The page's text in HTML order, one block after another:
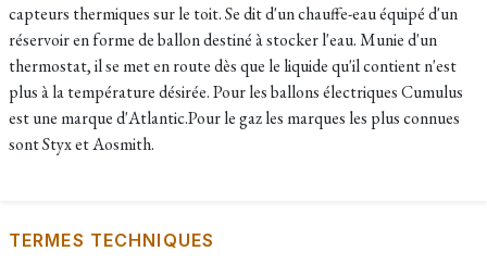
capteurs thermiques sur le toit. Se dit d'un chauffe-eau équipé d'un
réservoir en forme de ballon destiné à stocker l'eau. Munie d'un
thermostat, il se met en route dès que le liquide qu'il contient n'est
plus à la température désirée. Pour les ballons électriques Cumulus
est une marque d'Atlantic.Pour le gaz les marques les plus connues
sont Styx et Aosmith.
TERMES TECHNIQUES